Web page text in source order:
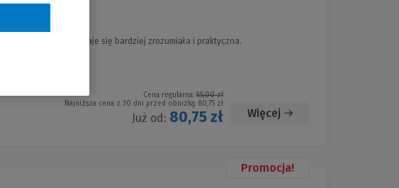
że nauka staje się bardziej zrozumiała i praktyczna.
Cena regularna: 85,00 zł
Najniższa cena z 30 dni przed obniżką: 80,75 zł
Już od: 80,75 zł Więcej
Promocja!